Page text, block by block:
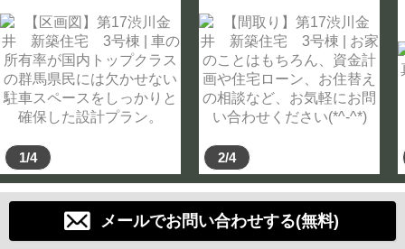
1/4 2/4
メールでお問い合わせする(無料)